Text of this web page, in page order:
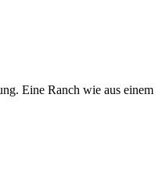
Eine Ranch wie aus einem